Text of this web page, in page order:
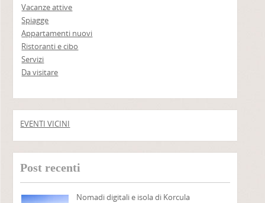
Vacanze attive
Spiagge
Appartamenti nuovi
Ristoranti e cibo
Servizi
Da visitare
EVENTI VICINI
Post recenti
Nomadi digitali e isola di Korcula